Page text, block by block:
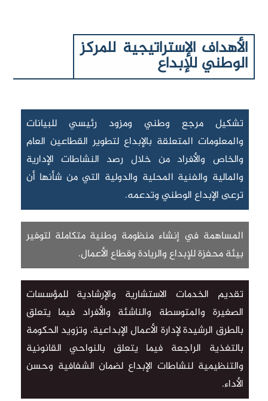
الأهداف الإستراتيجية للمركز
الوطني للإبداع
تشكيل مرجع وطني ومزود رئيسي للبيانات
والمعلومات المتعلقة بالإبداع لتطوير القطاعين العام
والخاص والأفراد من خلال رصد النشاطات الإدارية
والمالية والفنية المحلية والدولية التي من شأنها أن
ترعى الإبداع الوطني وتدعمه.
المساهمة في إنشاء منظومة وطنية متكاملة لتوفير
بيئة محفزة للإبداع والريادة وقطاع الأعمال.
تقديم الخدمات الاستشارية والإرشادية للمؤسسات
الصغيرة والمتوسطة والناشئة والأفراد فيما يتعلق
بالطرق الرشيدة لإدارة الأعمال الإبداعية، وتزويد الحكومة
بالتغذية الراجعة فيما يتعلق بالنواحي القانونية
والتنظيمية لنشاطات الإبداع لضمان الشفافية وحسن
الأداء.